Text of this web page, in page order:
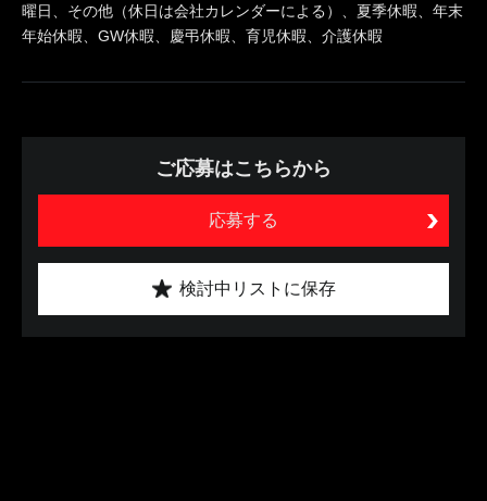
曜日、その他（休日は会社カレンダーによる）、夏季休暇、年末
年始休暇、GW休暇、慶弔休暇、育児休暇、介護休暇
ご応募はこちらから
応募する
検討中リストに保存